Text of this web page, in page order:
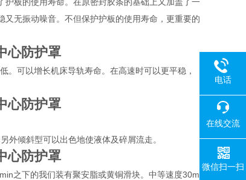
无振动噪音。不但保护护板的使用寿命，更重要的
心防护罩
。可以增长机床导轨寿命。在高速时可以更平稳，
心防护罩
外倾斜型可以出色地使液体及碎屑流走。
心防护罩
之下的我们装有聚安脂或黄铜滑块。中等速度30m/
电话
在线交流
微信扫一扫